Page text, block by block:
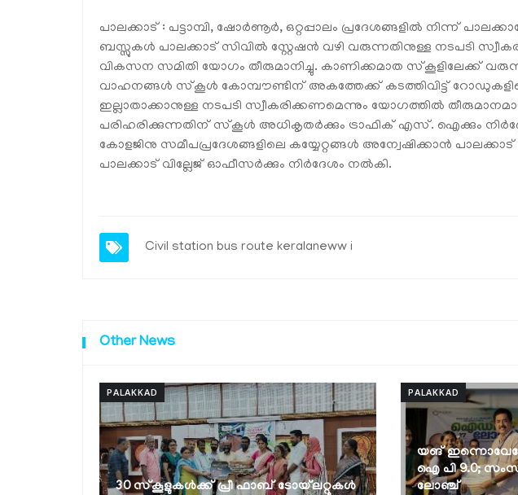
പാലക്കാട്‌ : പട്ടാമ്പി, ഷോര്‍ണൂര്‍, ഒറ്റപ്പാലം പ്രദേശങ്ങളില്‍ നിന്ന്
ബസ്സുകള്‍ പാലക്കാട് സിവില്‍ സ്റ്റേഷന്‍ വഴി വരുന്നതിനുള്ള നടപടി
വികസന സമിതി യോഗം തീരുമാനിച്ചു. കാണിക്കമാത സ്‌കൂളിലേക്ക്
വാഹനങ്ങള്‍ സ്‌കൂള്‍ കോമ്പൗണ്ടിന് അകത്തേക്ക് കടത്തിവിട്ട്
ഇല്ലാതാക്കാനുള്ള നടപടി സ്വീകരിക്കണമെന്നും യോഗത്തില്‍
പരിഹരിക്കുന്നതിന് സ്‌കൂള്‍ അധികൃതര്‍ക്കും ട്രാഫിക് എസ്. ഐക്കും
കോളജിനു സമീപപ്രദേശങ്ങളിലെ കയ്യേറ്റങ്ങള്‍ അന്വേഷിക്കാന്‍ പാലക്കാട്
പാലക്കാട് വില്ലേജ് ഓഫീസര്‍ക്കും നിര്‍ദേശം നല്‍കി.
Civil station bus route keralaneww i
Other News
പ്രീ ഫാബ് ടോയ്‌ലറ്റുകൾ
PALAKKAD
യങ് ഇന്നൊവേറ്റേഴസ് പ്രോഗ്രാം -വൈ
ഐ പി 9.0; സംസ്ഥാനതല ഐഡിയ
ലോഞ്ച്